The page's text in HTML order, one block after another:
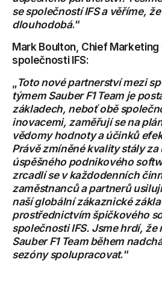
se společností IFS a věříme,
dlouhodobá.“
Mark Boulton, Chief
společnosti IFS:
Toto nové partnerství mezi
týmem Sauber F1 Team je
základech, neboť obě
inovacemi, zaměřují se na
vědomy hodnoty a účinků
Právě zmíněné kvality stály
úspěšného podnikového
zrcadlí se v každodenních
zaměstnanců a partnerů
naší globální zákaznické
prostřednictvím špičkového
společnosti IFS. Jsme hrdí, že
Sauber F1 Team během
sezóny spolupracovat.“